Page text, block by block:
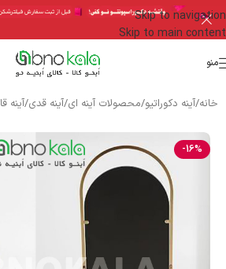
Skip to navigation
Skip to main content
منو
خانه/آینه دکوراتیو/محصولات آینه ای/آینه قدی/آینه
-16%